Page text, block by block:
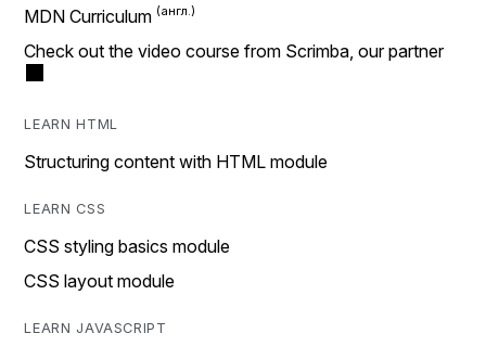
MDN Curriculum
Check out the video course from Scrimba, our partner
LEARN HTML
Structuring content with HTML module
LEARN CSS
CSS styling basics module
CSS layout module
LEARN JAVASCRIPT